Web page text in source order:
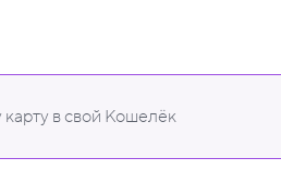
в свой Кошелёк